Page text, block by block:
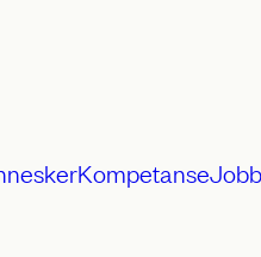
Kompetanse